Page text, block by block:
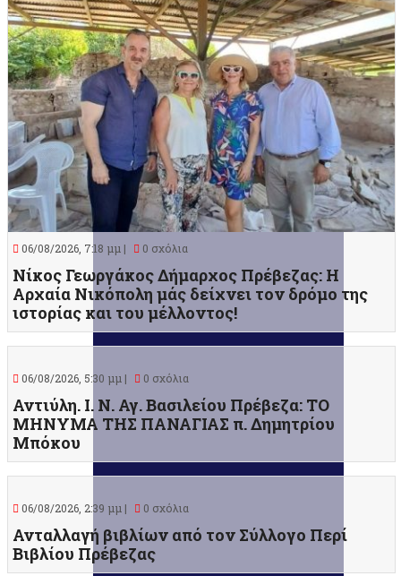
06/08/2026, 7:18 μμ | 0 σχόλια
Νίκος Γεωργάκος Δήμαρχος Πρέβεζας: Η
Αρχαία Νικόπολη μάς δείχνει τον δρόμο της
ιστορίας και του μέλλοντος!
06/08/2026, 5:30 μμ | 0 σχόλια
Αντιύλη. Ι. Ν. Αγ. Βασιλείου Πρέβεζα: ΤΟ
ΜΗΝΥΜΑ ΤΗΣ ΠΑΝΑΓΙΑΣ π. Δημητρίου
Μπόκου
06/08/2026, 2:39 μμ | 0 σχόλια
Ανταλλαγή βιβλίων από τον Σύλλογο Περί
Βιβλίου Πρέβεζας